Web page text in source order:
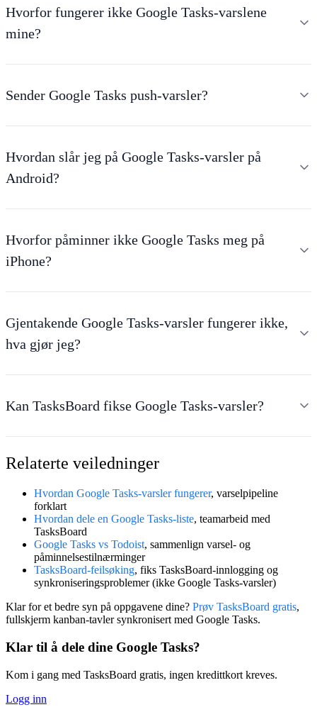
Hvorfor fungerer ikke Google Tasks-varslene
mine?
Sender Google Tasks push-varsler?
Hvordan slår jeg på Google Tasks-varsler på
Android?
Hvorfor påminner ikke Google Tasks meg på
iPhone?
Gjentakende Google Tasks-varsler fungerer ikke,
hva gjør jeg?
Kan TasksBoard fikse Google Tasks-varsler?
Relaterte veiledninger
Hvordan Google Tasks-varsler fungerer, varselpipeline
forklart
Hvordan dele en Google Tasks-liste, teamarbeid med
TasksBoard
Google Tasks vs Todoist, sammenlign varsel- og
påminnelsestilnærminger
TasksBoard-feilsøking, fiks TasksBoard-innlogging og
synkroniseringsproblemer (ikke Google Tasks-varsler)
Klar for et bedre syn på oppgavene dine? Prøv TasksBoard gratis,
fullskjerm kanban-tavler synkronisert med Google Tasks.
Klar til å dele dine Google Tasks?
Kom i gang med TasksBoard gratis, ingen kredittkort kreves.
Logg inn